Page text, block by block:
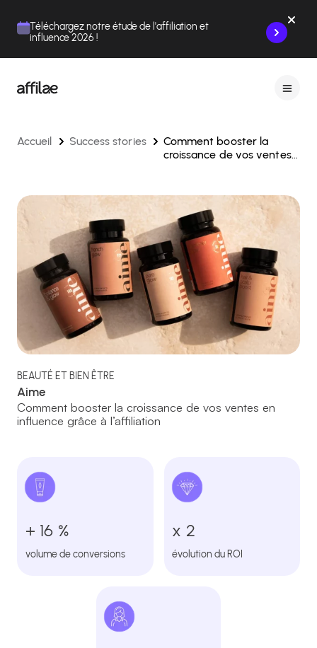
Téléchargez notre étude de l'affiliation et
influence 2026 !
Accueil Success stories
Comment booster la
croissance de vos ventes
BEAUTÉ ET BIEN ÊTRE
Aime
Comment booster la croissance de vos ventes en
influence grâce à l’affiliation
+ 16 %
volume de conversions
x 2
évolution du ROI